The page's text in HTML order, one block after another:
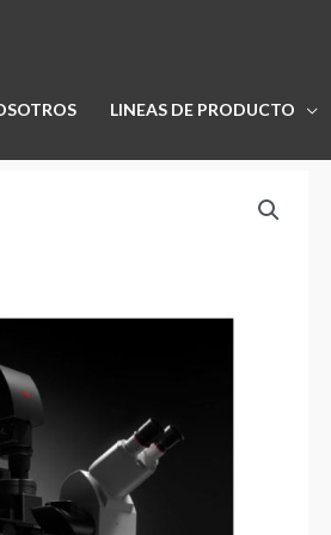
LINEAS DE PRODUCTO